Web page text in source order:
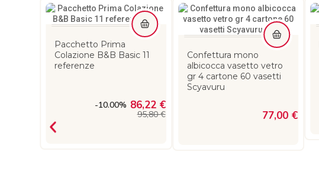
Pacchetto Prima
Colazione B&B Basic 11
referenze
86,22 €
-10.00%
95,80 €
Confettura mono
albicocca vasetto vetro
gr 4 cartone 60 vasetti
Scyavuru
77,00 €